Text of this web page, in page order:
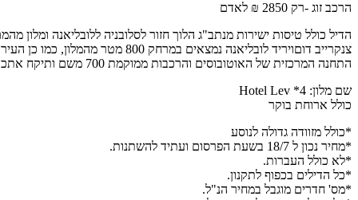
הרכב זוג -רק 2850 ₪ לאדם
צנקרייב דוםויריד לובליאנה נמצאים במרחק 800 מטר מהמלון, כמו כן העיר העתיקה של לובליאנה היא במרחק של 8 דקות הליכה, כמו כן
התחנה המרכזית של האוטובוסים והרכבות ממוקמת 700 משם ותיקח אתכם לעוד מקומות בעיר ומחוצה לה!! איזור וואוו פשוט וואוו!!!
שם מלון: 4* Hotel Lev
כולל ארוחת בוקר
*כולל מזוודה גדולה לנוסע
*מחיר נכון ל 18/7 בשעת הפרסום ועתיד להשתנות.
*לא כולל העברות.
*כל הדילים בכפוף לתקנון.
*מס' חדרים מוגבל במחיר הנ"ל.